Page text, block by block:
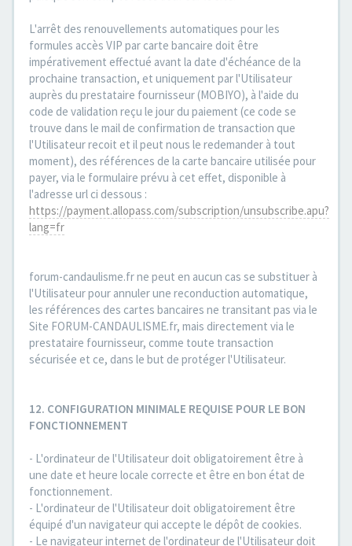
L'arrêt des renouvellements automatiques pour les
formules accès VIP par carte bancaire doit être
impérativement effectué avant la date d'échéance de la
prochaine transaction, et uniquement par l'Utilisateur
auprès du prestataire fournisseur (MOBIYO), à l'aide du
code de validation reçu le jour du paiement (ce code se
trouve dans le mail de confirmation de transaction que
l'Utilisateur recoit et il peut nous le redemander à tout
moment), des références de la carte bancaire utilisée pour
payer, via le formulaire prévu à cet effet, disponible à
l'adresse url ci dessous :
https://payment.allopass.com/subscription/unsubscribe.apu?
lang=fr
forum-candaulisme.fr ne peut en aucun cas se substituer à
l'Utilisateur pour annuler une reconduction automatique,
les références des cartes bancaires ne transitant pas via le
Site FORUM-CANDAULISME.fr, mais directement via le
prestataire fournisseur, comme toute transaction
sécurisée et ce, dans le but de protéger l'Utilisateur.
12. CONFIGURATION MINIMALE REQUISE POUR LE BON
FONCTIONNEMENT
- L'ordinateur de l'Utilisateur doit obligatoirement être à
une date et heure locale correcte et être en bon état de
fonctionnement.
- L'ordinateur de l'Utilisateur doit obligatoirement être
équipé d'un navigateur qui accepte le dépôt de cookies.
- Le navigateur internet de l'ordinateur de l'Utilisateur doit